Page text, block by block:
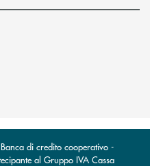
di posta elettronica)
di posta elettronica)
di credito cooperativo -
al Gruppo IVA Cassa